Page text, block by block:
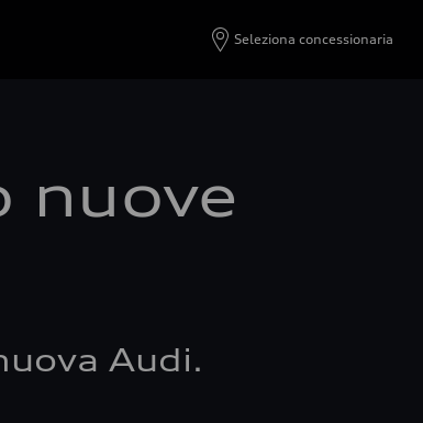
Seleziona concessionaria
nuove
Audi.